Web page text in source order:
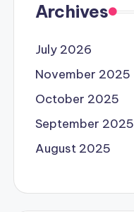
Archives
July 2026
November 2025
October 2025
September 2025
August 2025